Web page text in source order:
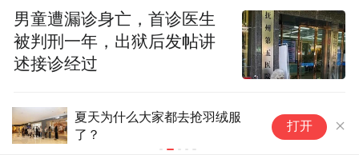
夏天为什么大家都去抢羽绒服
了？
打开
男童遭漏诊身亡，首诊医生
被判刑一年，出狱后发帖讲
述接诊经过